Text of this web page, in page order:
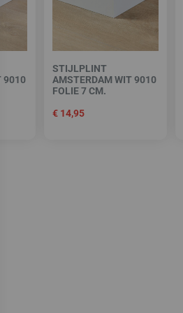
9010
STIJLPLINT
AMSTERDAM WIT 9010
FOLIE 7 CM.
€ 14,95